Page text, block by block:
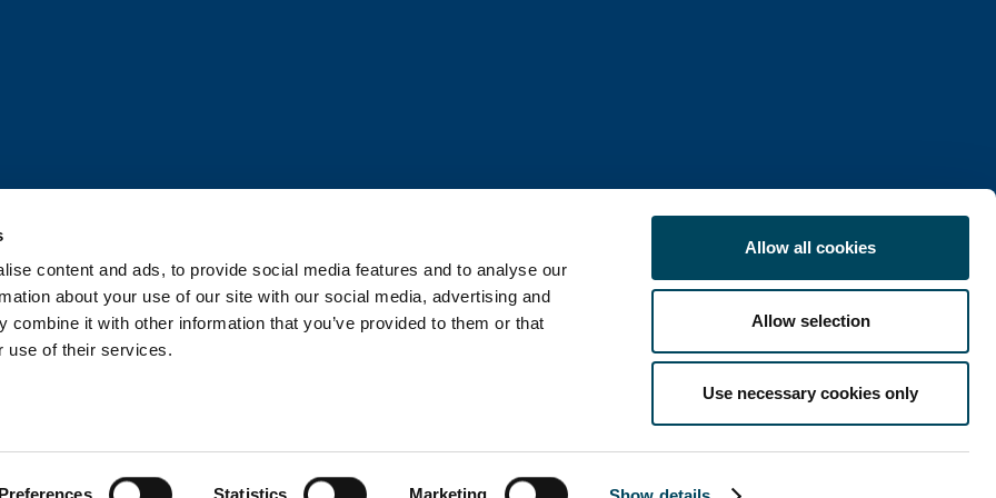
content and ads, to provide social media features and to analyse our
about your use of our site with our social media, advertising and
combine it with other information that you’ve provided to them or that
use of their services.
Preferences Statistics Marketing
Allow all cookies
Allow selection
Use necessary cookies only
CATELLA ACTUALITÉS
CONFIDENTIALITÉ
DE COOKIES
X
LinkedIn